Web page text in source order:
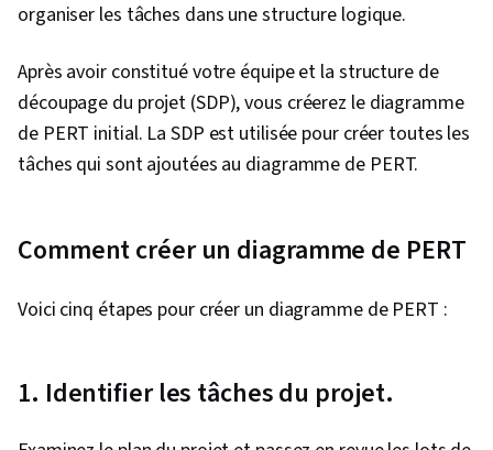
organiser les tâches dans une structure logique.
Après avoir constitué votre équipe et la structure de
découpage du projet (SDP), vous créerez le diagramme
de PERT initial. La SDP est utilisée pour créer toutes les
tâches qui sont ajoutées au diagramme de PERT.
Comment créer un diagramme de PERT
Voici cinq étapes pour créer un diagramme de PERT :
1. Identifier les tâches du projet.